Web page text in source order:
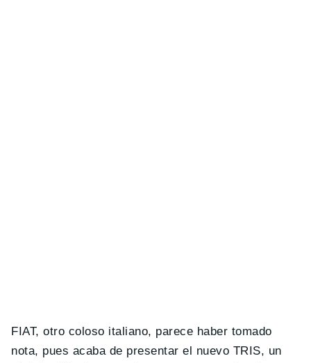
FIAT, otro coloso italiano, parece haber tomado
nota, pues acaba de presentar el nuevo TRIS, un